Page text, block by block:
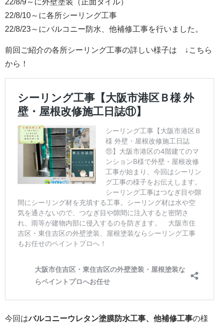
22/8/9～に外壁塗装（正面タイル）
22/8/10～に各所シーリング工事
22/8/23～にバルコニー防水、他補修工事を行いました。
前回ご紹介の各所シーリング工事の詳しい様子は ↓こちら
から！
今回はバルコニーウレタン塗膜防水工事、他補修工事の様